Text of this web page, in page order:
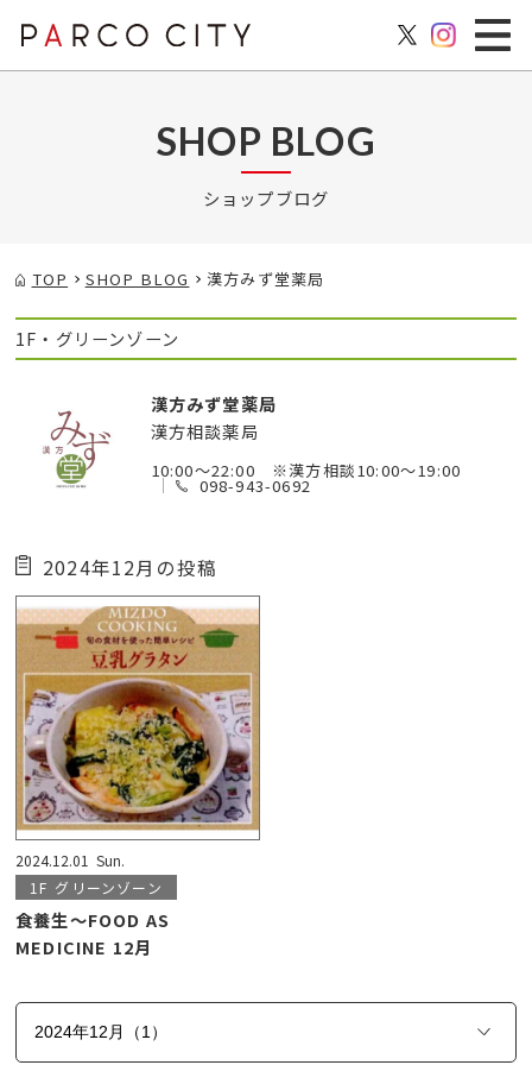
SHOP BLOG
ショップブログ
TOP SHOP BLOG 漢方みず堂薬局
1F・グリーンゾーン
漢方みず堂薬局
漢方相談薬局
10:00～22:00 ※漢方相談10:00～19:00
098-943-0692
2024年12月の投稿
2024.12.01 Sun.
1F グリーンゾーン
食養生～FOOD AS
MEDICINE 12月